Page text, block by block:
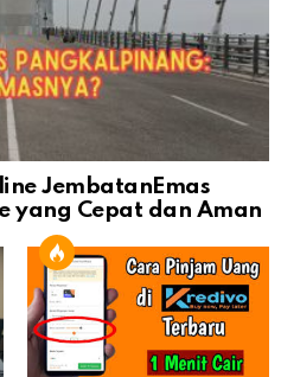
JembatanEmas
yang Cepat dan Aman